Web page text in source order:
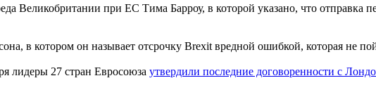
Великобритании при ЕС Тима Барроу, в которой указано, что отправка
в котором он называет отсрочку Brexit вредной ошибкой, которая не
лидеры 27 стран Евросоюза утвердили последние договоренности с